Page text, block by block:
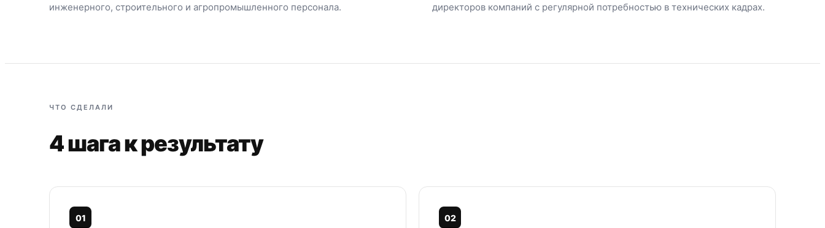
инженерного, строительного и агропромышленного персонала.
директоров компаний с регулярной потребностью в технических кадрах.
ЧТО СДЕЛАЛИ
4 шага к результату
01 02